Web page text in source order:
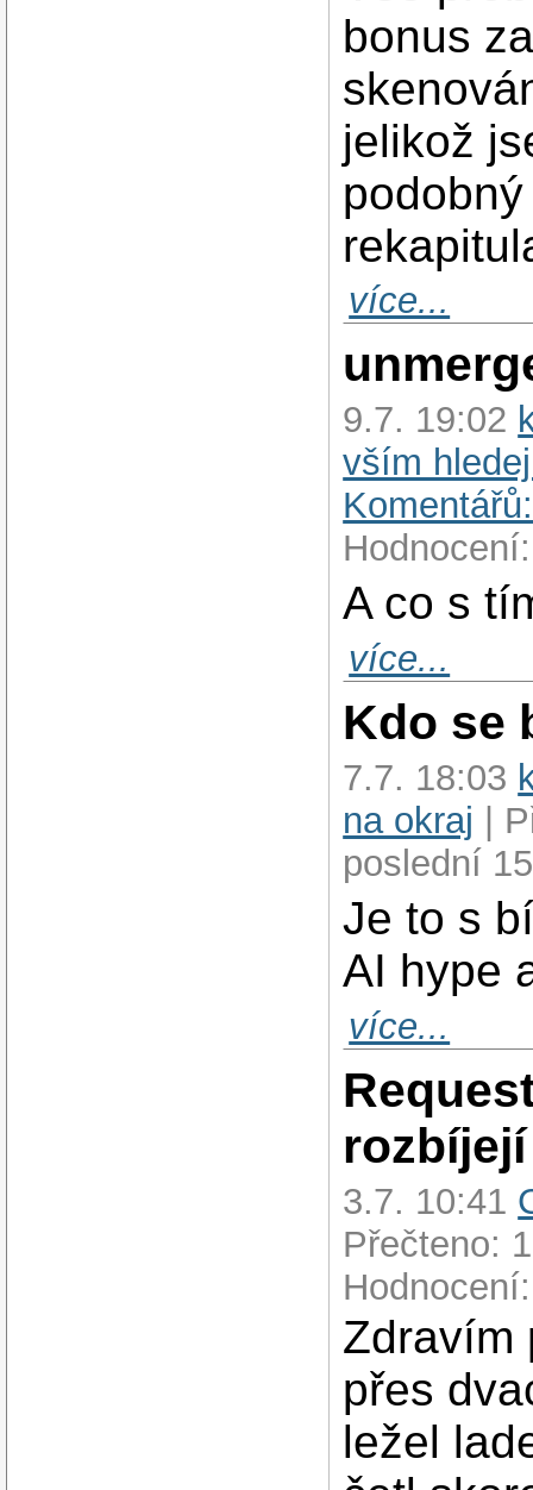
bonus
jelikož
více...
9.7. 19:02
vším
A co s
více...
Kdo se
7.7. 18:03
na okraj |
poslední
Je to s
AI hype
více...
3.7. 10:41
Přečteno:
Zdravím
přes
ležel